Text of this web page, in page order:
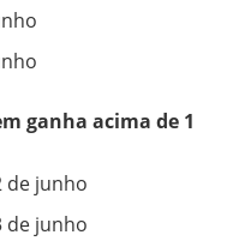
ganha acima de 1
de junho
de junho